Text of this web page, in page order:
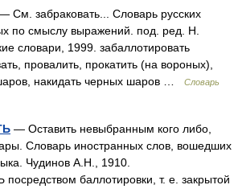
См. забраковать... Словарь русских
по смыслу выражений. под. ред. Н.
словари, 1999. забаллотировать
провалить, прокатить (на вороных),
накидать черных шаров …
Словарь
— Оставить невыбранным кого либо,
Словарь иностранных слов, вошедших
Чудинов А.Н., 1910.
баллотировки, т. е. закрытой